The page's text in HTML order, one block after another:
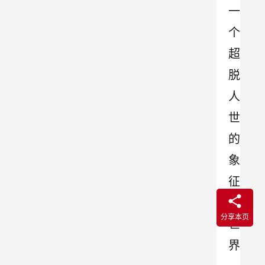
一
个
超
脱
人
世
的
象
征
的
世
界
分享本页